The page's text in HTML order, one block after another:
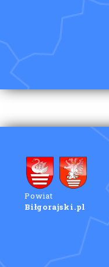
Powiat
Biłgorajski.pl